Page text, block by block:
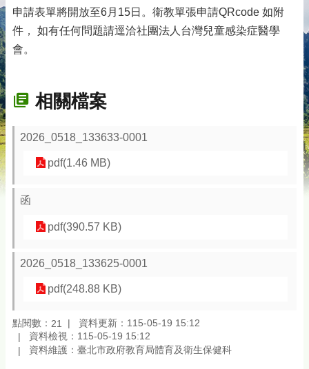
申請表單將開放至6月15日。衛教單張申請QRcode 如附
件 ，
如有任何問題請逕洽社團法人台灣兒童感染症醫學
會。
相關檔案
2026_0518_133633-0001
pdf(1.46 MB)
函
pdf(390.57 KB)
2026_0518_133625-0001
pdf(248.88 KB)
點閱數： 21
資料更新：115-05-19 15:12
資料檢視：115-05-19 15:12
資料維護：臺北市政府教育局體育及衛生保健科